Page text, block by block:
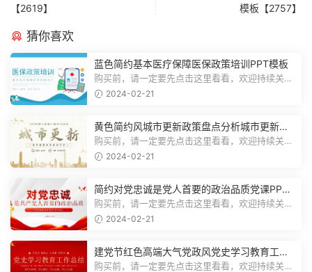
【2619】
模板【2757】
猜你喜欢
蓝色简约基本医疗保障医保政策培训PPT模板
购买前，请一定要先点击这里看看，欢迎持续关
注，精彩模板每天推送预览结束，一共2...
2024-02-21
黄色简约风城市更新政策盘点分析城市更新宣
传PPT模板
购买前，请一定要先点击这里看看，欢迎持续关
注，精彩模板每天推送预览结束，一共1...
2024-02-21
简约对党忠诚是党人首要的政治品质党课PPT
模板
购买前，请一定要先点击这里看看，欢迎持续关
注，精彩模板每天推送预览结束，一共1...
2024-02-21
建党节红色高端大气党政风党史学习教育工作
总结主题PPT模板
购买前，请一定要先点击这里看看，欢迎持续关